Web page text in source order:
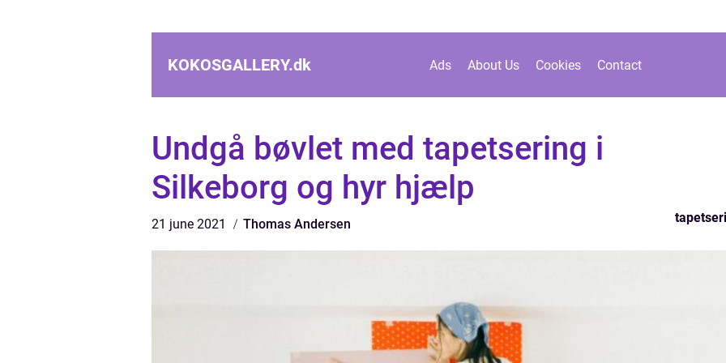
KOKOSGALLERY.dk Ads About Us Cookies Contact
Undgå bøvlet med tapetsering i
Silkeborg og hyr hjælp
21 june 2021 Thomas Andersen